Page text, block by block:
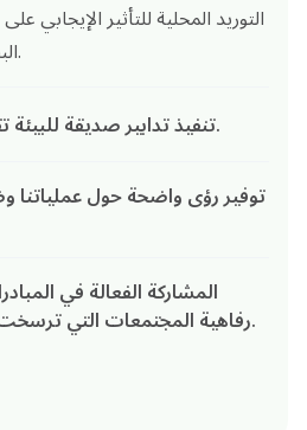
التوريد المحلية للتأثير الإيجابي
البصمة الكربونية لمشروعك.
تنفيذ تدابير صديقة للبيئة تقلل من الأثر البيئي.
توفير رؤى واضحة حول عملياتنا
المشاركة الفعالة في
رفاهية المجتمعات التي ترسخت فيها مشاريع البناء.